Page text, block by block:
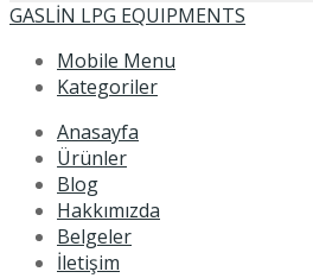
GASLİN LPG EQUIPMENTS
Mobile Menu
Kategoriler
Anasayfa
Ürünler
Blog
Hakkımızda
Belgeler
İletişim